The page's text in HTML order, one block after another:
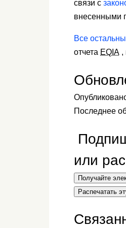
связи с
внесенными
Все
отчета EQIA ,
Последнее
или
Получайте
Распечатать